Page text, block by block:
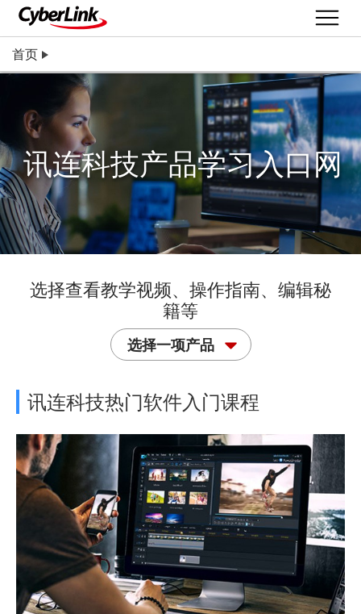
首页
讯连科技产品学习入口网
选择查看教学视频、操作指南、编辑秘
籍等
选择一项产品
讯连科技热门软件入门课程